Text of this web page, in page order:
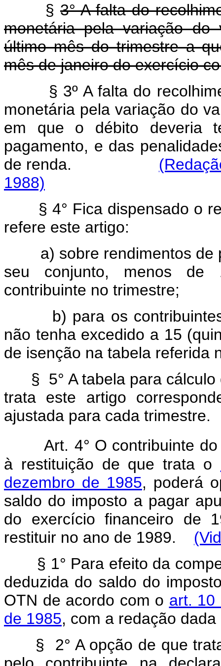
§ 3° A falta do
monetária pela variação
último mês do trimestre a
mês de janeiro do exercício
§ 3º A falta do
monetária pela variação do
em que o débito deveria
pagamento, e das
de renda.
1988)
§ 4° Fica dispensado o
refere este artigo:
a) sobre rendimentos de
seu conjunto, menos de
contribuinte no trimestre;
b) para os contribuintes
não tenha excedido a 15
de isenção na tabela referida
§ 5° A tabela para cálculo
trata este artigo
ajustada para cada trimestre.
Art. 4° O contribuinte
à restituição de que trata o
dezembro de 1985, poderá
saldo do imposto a pagar
do exercício financeiro de
restituir no ano de 1989.
§ 1° Para efeito da
deduzida do saldo do
OTN de acordo com o art. 10
de 1985, com a redação
§ 2° A opção de que